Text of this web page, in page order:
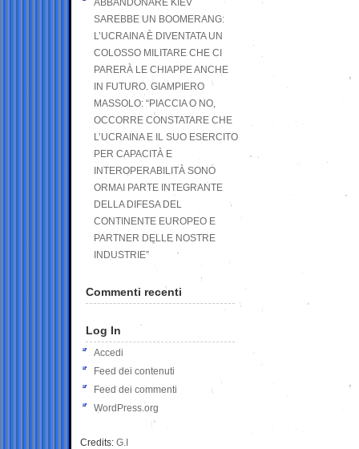
ABBANDONARE KIEV
SAREBBE UN BOOMERANG:
L’UCRAINA È DIVENTATA UN
COLOSSO MILITARE CHE CI
PARERÀ LE CHIAPPE ANCHE
IN FUTURO. GIAMPIERO
MASSOLO: “PIACCIA O NO,
OCCORRE CONSTATARE CHE
L’UCRAINA E IL SUO ESERCITO
PER CAPACITÀ E
INTEROPERABILITÀ SONO
ORMAI PARTE INTEGRANTE
DELLA DIFESA DEL
CONTINENTE EUROPEO E
PARTNER DELLE NOSTRE
INDUSTRIE”
Commenti recenti
Log In
Accedi
Feed dei contenuti
Feed dei commenti
WordPress.org
Credits: G.I